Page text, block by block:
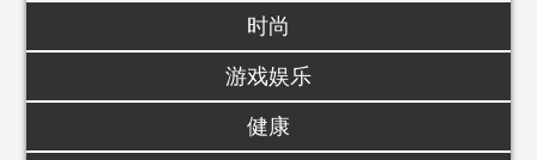
时尚
游戏娱乐
健康